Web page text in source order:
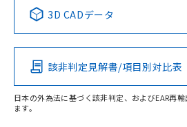
Pb Hg
O
この製品の規格
その他の認証はこちらのペ
3D CADデータ
該非判定見解書/項目別対比表
日本の外為法に基づく該非判定、およびEAR再
ます。